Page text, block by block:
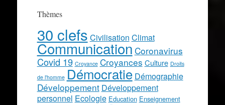
Thèmes
30 clefs Civilisation Climat
CommunicationCoronavirus
Covid 19 Croyance Croyances Culture Droits
de l'homme Démocratie Démographie
Développement Développement
personnel Ecologie Education Enseignement